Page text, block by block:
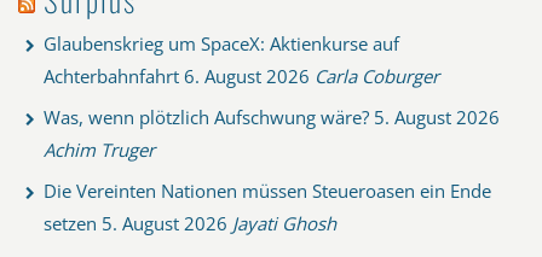
Glaubenskrieg um SpaceX: Aktienkurse auf
Achterbahnfahrt 6. August 2026 Carla Coburger
Was, wenn plötzlich Aufschwung wäre? 5. August 2026
Achim Truger
Die Vereinten Nationen müssen Steueroasen ein Ende
setzen 5. August 2026 Jayati Ghosh